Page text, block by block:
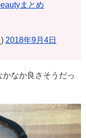
まとめ
2018年9月4日
なか良さそうだっ